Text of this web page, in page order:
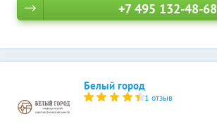
+7 495 132-48-68
Белый город
1 отзыв